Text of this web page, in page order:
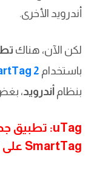
أندرويد الأخرى.
لكن الآن، هناك
باستخدام 2
بنظام أندرويد،
SmartTag على أي هاتف أندرويد